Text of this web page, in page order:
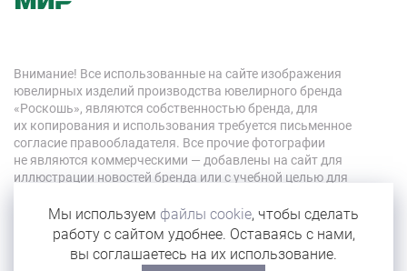
Внимание! Все использованные на сайте изображения
ювелирных изделий производства ювелирного бренда
«Роскошь», являются собственностью бренда, для
их копирования и использования требуется письменное
согласие правообладателя. Все прочие фотографии
не являются коммерческими — добавлены на сайт для
иллюстрации новостей бренда или с учебной целью для
© 2026 «Роскошь»
Мы используем файлы cookie, чтобы сделать
работу с сайтом удобнее. Оставаясь с нами,
вы соглашаетесь на их использование.